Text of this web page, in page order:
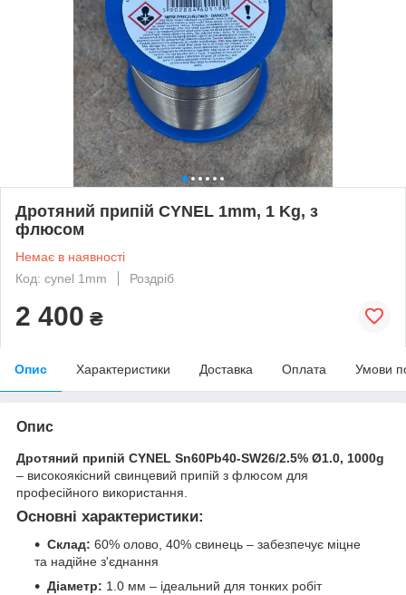
Дротяний припій CYNEL 1mm, 1 Kg, з
флюсом
Немає в наявності
Код: cynel 1mm
Роздріб
2 400 ₴
Опис Характеристики Доставка Оплата Умови
Опис
Дротяний припій CYNEL Sn60Pb40-SW26/2.5% Ø1.0, 1000g
– високоякісний свинцевий припій з флюсом для
професійного використання.
Основні характеристики:
Склад: 60% олово, 40% свинець – забезпечує міцне
та надійне з'єднання
Діаметр: 1.0 мм – ідеальний для тонких робіт